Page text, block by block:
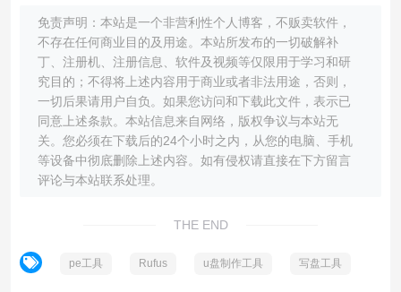
免责声明：本站是一个非营利性个人博客，不贩卖软件，
不存在任何商业目的及用途。本站所发布的一切破解补
丁、注册机、注册信息、软件及视频等仅限用于学习和研
究目的；不得将上述内容用于商业或者非法用途，否则，
一切后果请用户自负。如果您访问和下载此文件，表示已
同意上述条款。本站信息来自网络，版权争议与本站无
关。您必须在下载后的24个小时之内，从您的电脑、手机
等设备中彻底删除上述内容。如有侵权请直接在下方留言
评论与本站联系处理。
THE END
pe工具 Rufus u盘制作工具 写盘工具